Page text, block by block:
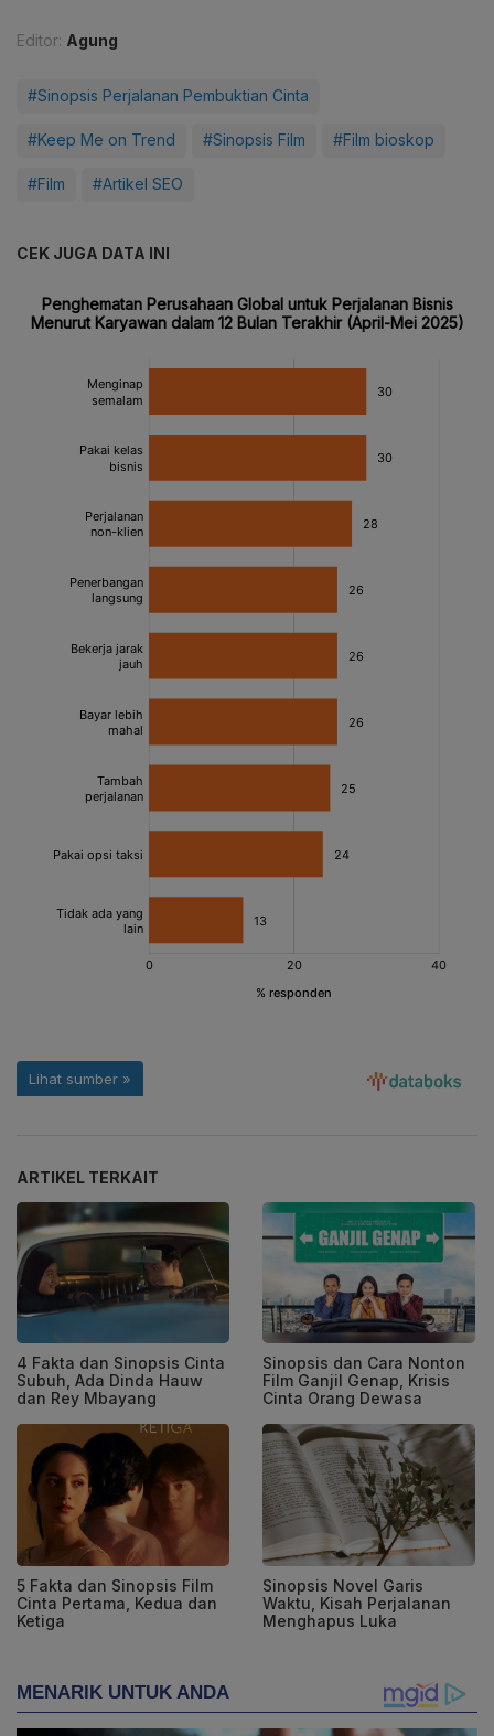
Editor: Agung
#Sinopsis Perjalanan Pembuktian Cinta
#Keep Me on Trend #Sinopsis Film #Film bioskop
#Film #Artikel SEO
CEK JUGA DATA INI
ARTIKEL TERKAIT
4 Fakta dan Sinopsis Cinta
Subuh, Ada Dinda Hauw
dan Rey Mbayang
Sinopsis dan Cara Nonton
Film Ganjil Genap, Krisis
Cinta Orang Dewasa
5 Fakta dan Sinopsis Film
Cinta Pertama, Kedua dan
Ketiga
Sinopsis Novel Garis
Waktu, Kisah Perjalanan
Menghapus Luka